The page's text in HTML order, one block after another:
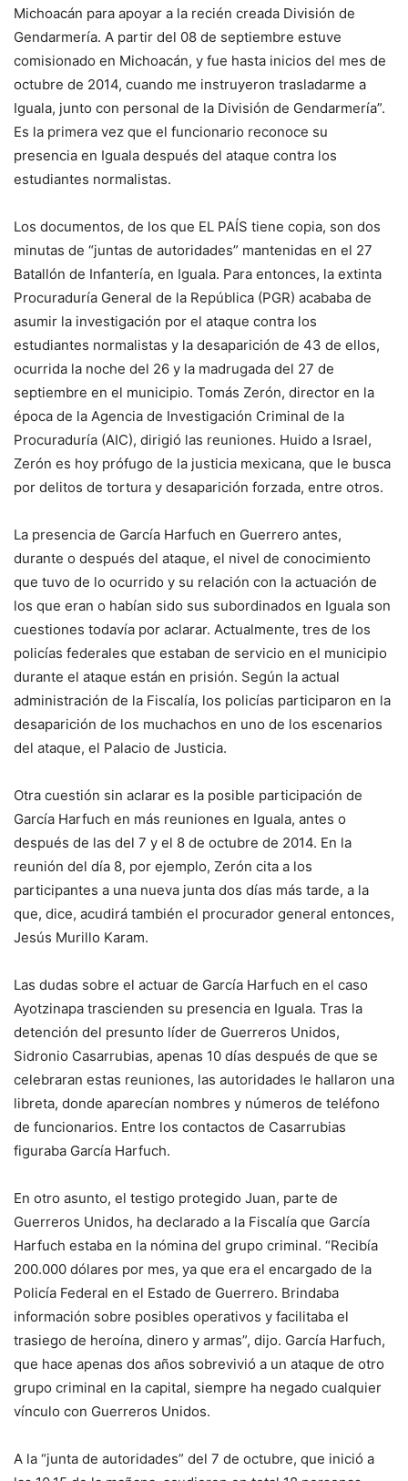
Michoacán para apoyar a la recién creada División de
Gendarmería. A partir del 08 de septiembre estuve
comisionado en Michoacán, y fue hasta inicios del mes de
octubre de 2014, cuando me instruyeron trasladarme a
Iguala, junto con personal de la División de Gendarmería”.
Es la primera vez que el funcionario reconoce su
presencia en Iguala después del ataque contra los
estudiantes normalistas.
Los documentos, de los que EL PAÍS tiene copia, son dos
minutas de “juntas de autoridades” mantenidas en el 27
Batallón de Infantería, en Iguala. Para entonces, la extinta
Procuraduría General de la República (PGR) acababa de
asumir la investigación por el ataque contra los
estudiantes normalistas y la desaparición de 43 de ellos,
ocurrida la noche del 26 y la madrugada del 27 de
septiembre en el municipio. Tomás Zerón, director en la
época de la Agencia de Investigación Criminal de la
Procuraduría (AIC), dirigió las reuniones. Huido a Israel,
Zerón es hoy prófugo de la justicia mexicana, que le busca
por delitos de tortura y desaparición forzada, entre otros.
La presencia de García Harfuch en Guerrero antes,
durante o después del ataque, el nivel de conocimiento
que tuvo de lo ocurrido y su relación con la actuación de
los que eran o habían sido sus subordinados en Iguala son
cuestiones todavía por aclarar. Actualmente, tres de los
policías federales que estaban de servicio en el municipio
durante el ataque están en prisión. Según la actual
administración de la Fiscalía, los policías participaron en la
desaparición de los muchachos en uno de los escenarios
del ataque, el Palacio de Justicia.
Otra cuestión sin aclarar es la posible participación de
García Harfuch en más reuniones en Iguala, antes o
después de las del 7 y el 8 de octubre de 2014. En la
reunión del día 8, por ejemplo, Zerón cita a los
participantes a una nueva junta dos días más tarde, a la
que, dice, acudirá también el procurador general entonces,
Jesús Murillo Karam.
Las dudas sobre el actuar de García Harfuch en el caso
Ayotzinapa trascienden su presencia en Iguala. Tras la
detención del presunto líder de Guerreros Unidos,
Sidronio Casarrubias, apenas 10 días después de que se
celebraran estas reuniones, las autoridades le hallaron una
libreta, donde aparecían nombres y números de teléfono
de funcionarios. Entre los contactos de Casarrubias
figuraba García Harfuch.
En otro asunto, el testigo protegido Juan, parte de
Guerreros Unidos, ha declarado a la Fiscalía que García
Harfuch estaba en la nómina del grupo criminal. “Recibía
200.000 dólares por mes, ya que era el encargado de la
Policía Federal en el Estado de Guerrero. Brindaba
información sobre posibles operativos y facilitaba el
trasiego de heroína, dinero y armas”, dijo. García Harfuch,
que hace apenas dos años sobrevivió a un ataque de otro
grupo criminal en la capital, siempre ha negado cualquier
vínculo con Guerreros Unidos.
A la “junta de autoridades” del 7 de octubre, que inició a